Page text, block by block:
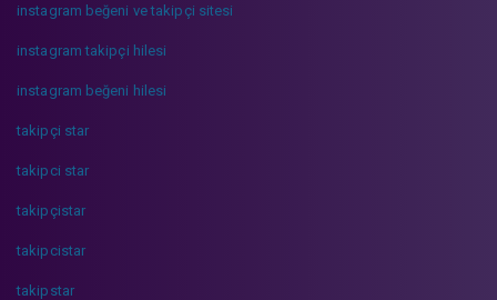
instagram beğeni ve takipçi sitesi
instagram takipçi hilesi
instagram beğeni hilesi
takipçi star
takipci star
takipçistar
takipcistar
takipstar